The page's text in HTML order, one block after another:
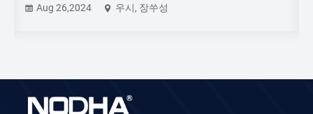
Aug 26,2024
우시, 장쑤성